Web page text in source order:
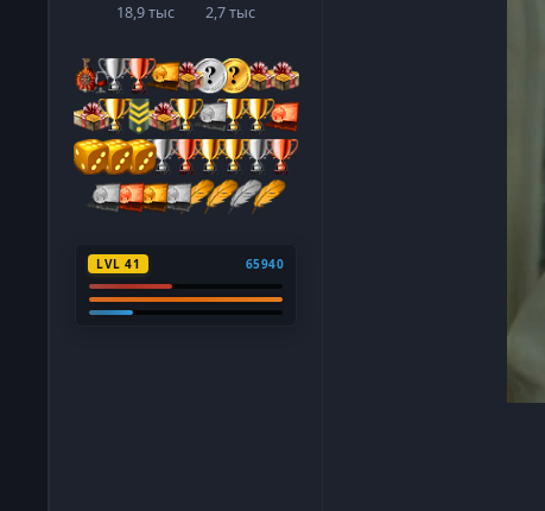
18,9 тыссообщения2,7 тысРепутация
LVL 41 65940